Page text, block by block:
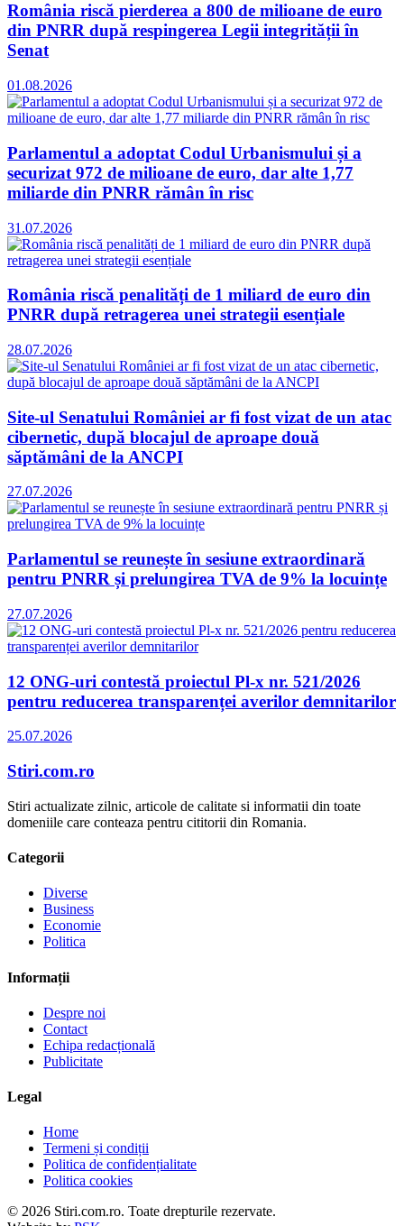
România riscă pierderea a 800 de milioane de euro
din PNRR după respingerea Legii integrității în
Senat
01.08.2026
Parlamentul a adoptat Codul Urbanismului și a
securizat 972 de milioane de euro, dar alte 1,77
miliarde din PNRR rămân în risc
31.07.2026
România riscă penalități de 1 miliard de euro din
PNRR după retragerea unei strategii esențiale
28.07.2026
Site-ul Senatului României ar fi fost vizat de un atac
cibernetic, după blocajul de aproape două
săptămâni de la ANCPI
27.07.2026
Parlamentul se reunește în sesiune extraordinară
pentru PNRR și prelungirea TVA de 9% la locuințe
27.07.2026
12 ONG-uri contestă proiectul Pl-x nr. 521/2026
pentru reducerea transparenței averilor demnitarilor
25.07.2026
Stiri.com.ro
Stiri actualizate zilnic, articole de calitate si informatii din toate
domeniile care conteaza pentru cititorii din Romania.
Categorii
Diverse
Business
Economie
Politica
Informații
Despre noi
Contact
Echipa redacțională
Publicitate
Legal
Home
Termeni și condiții
Politica de confidențialitate
Politica cookies
© 2026 Stiri.com.ro. Toate drepturile rezervate.